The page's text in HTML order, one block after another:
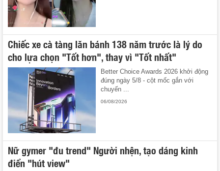
Chiếc xe cà tàng lăn bánh 138 năm trước là lý do
cho lựa chọn "Tốt hơn", thay vì "Tốt nhất"
Better Choice Awards 2026 khởi động
đúng ngày 5/8 - cột mốc gắn với
chuyến ...
06/08/2026
Nữ gymer "đu trend" Người nhện, tạo dáng kinh
điển "hút view"